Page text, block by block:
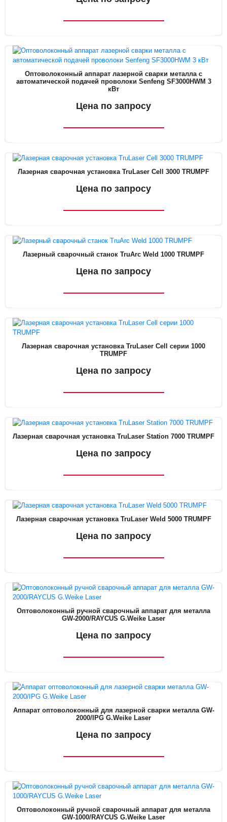
Оптоволоконный аппарат лазерной сварки металла с
автоматической подачей проволоки Senfeng SF3000HWM 3
кВт
Цена по запросу
Лазерная сварочная установка TruLaser Cell 3000 TRUMPF
Цена по запросу
Лазерный сварочный станок TruArc Weld 1000 TRUMPF
Цена по запросу
Лазерная сварочная установка TruLaser Cell серии 1000
TRUMPF
Цена по запросу
Лазерная сварочная установка TruLaser Station 7000 TRUMPF
Цена по запросу
Лазерная сварочная установка TruLaser Weld 5000 TRUMPF
Цена по запросу
Оптоволоконный ручной сварочный аппарат для металла
GW-2000/RAYCUS G.Weike Laser
Цена по запросу
Аппарат оптоволоконный для лазерной сварки металла GW-
2000/IPG G.Weike Laser
Цена по запросу
Оптоволоконный ручной сварочный аппарат для металла
GW-1000/RAYCUS G.Weike Laser